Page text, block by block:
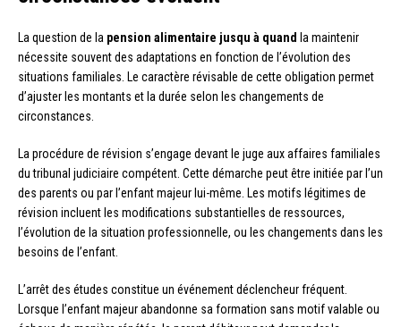
La question de la pension alimentaire jusqu à quand la maintenir
nécessite souvent des adaptations en fonction de l’évolution des
situations familiales. Le caractère révisable de cette obligation permet
d’ajuster les montants et la durée selon les changements de
circonstances.
La procédure de révision s’engage devant le juge aux affaires familiales
du tribunal judiciaire compétent. Cette démarche peut être initiée par l’un
des parents ou par l’enfant majeur lui-même. Les motifs légitimes de
révision incluent les modifications substantielles de ressources,
l’évolution de la situation professionnelle, ou les changements dans les
besoins de l’enfant.
L’arrêt des études constitue un événement déclencheur fréquent.
Lorsque l’enfant majeur abandonne sa formation sans motif valable ou